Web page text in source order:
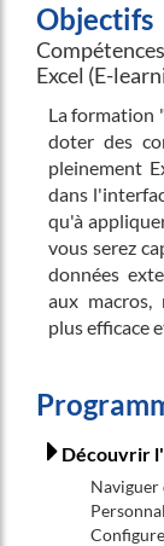
Objectifs
Excel (E-
La formation
doter des
pleinement
dans
qu'à
vous serez
données
aux
plus efficace
Découvrir
Naviguer